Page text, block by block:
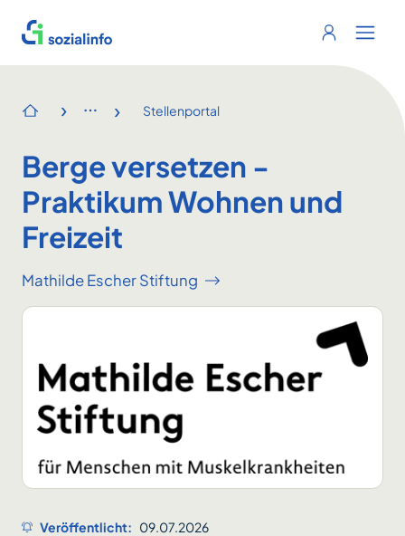
Sozialinfo
Login
Startseite
› › Stellenportal
Berge versetzen -
Praktikum Wohnen und
Freizeit
Mathilde Escher Stiftung
Veröffentlicht: 09.07.2026